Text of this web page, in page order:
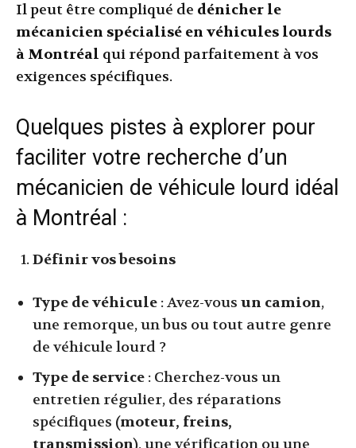
Il peut être compliqué de dénicher le
mécanicien spécialisé en véhicules lourds
à Montréal qui répond parfaitement à vos
exigences spécifiques.
Quelques pistes à explorer pour
faciliter votre recherche d’un
mécanicien de véhicule lourd idéal
à Montréal :
Définir vos besoins
Type de véhicule : Avez-vous un camion,
une remorque, un bus ou tout autre genre
de véhicule lourd ?
Type de service : Cherchez-vous un
entretien régulier, des réparations
spécifiques (moteur, freins,
transmission), une vérification ou une